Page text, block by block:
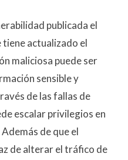
publicada el
tiene actualizado el
maliciosa puede ser
sensible y
de las fallas de
escalar privilegios en
de que el
de alterar el tráfico de